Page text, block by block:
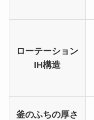
ローテーション
IH構造
釜のふちの厚さ